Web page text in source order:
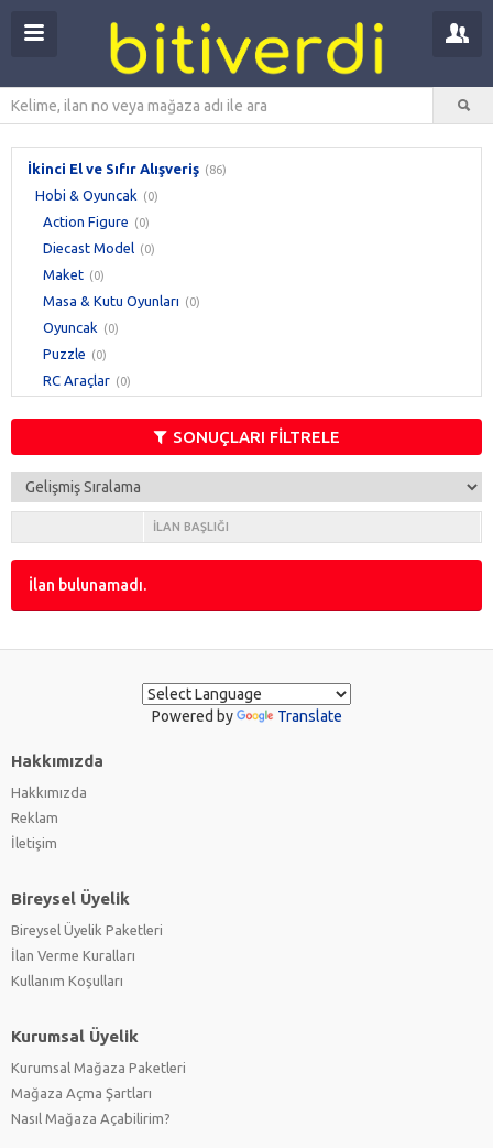
İkinci El ve Sıfır Alışveriş (86)
Hobi & Oyuncak (0)
Action Figure (0)
Diecast Model (0)
Maket (0)
Masa & Kutu Oyunları (0)
Oyuncak (0)
Puzzle (0)
RC Araçlar (0)
Ticari Oyun Ürünleri (0)
SONUÇLARI FİLTRELE
İLAN BAŞLIĞI
İlan bulunamadı.
Powered by Translate
Hakkımızda
Hakkımızda
Reklam
İletişim
Bireysel Üyelik
Bireysel Üyelik Paketleri
İlan Verme Kuralları
Kullanım Koşulları
Kurumsal Üyelik
Kurumsal Mağaza Paketleri
Mağaza Açma Şartları
Nasıl Mağaza Açabilirim?